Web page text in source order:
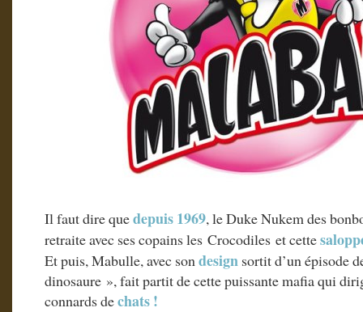
Il faut dire quedepuis 1969, le Duke Nukem des
retraite avec ses copains les Crocodiles et cette
Et puis, Mabulle, avec son design sortit d’un épisode
dinosaure », fait partit de cette puissante mafia qui
connards dechats !